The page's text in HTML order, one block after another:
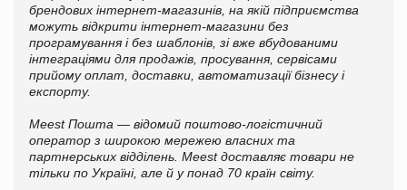
брендових інтернет-магазинів, на якій підприємства
можуть відкрити інтернет-магазини без
програмування і без шаблонів, зі вже вбудованими
інтеграціями для продажів, просування, сервісами
прийому оплат, доставки, автоматизації бізнесу і
експорту.
Meest Пошта — відомий поштово-логістичний
оператор з широкою мережею власних та
партнерських відділень. Meest доставляє товари не
тільки по Україні, але й у понад 70 країн світу.